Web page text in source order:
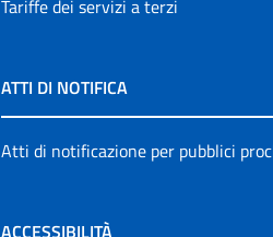
Tariffe dei servizi a terzi
ATTI DI NOTIFICA
Atti di notificazione per pubblici
ACCESSIBILITÀ